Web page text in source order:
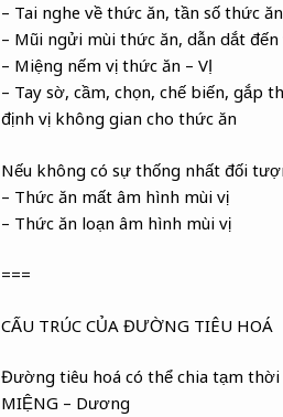
– Tai nghe về thức ăn, tần số thức
– Mũi ngửi mùi thức ăn, dẫn dắt
– Miệng nếm vị thức ăn – VỊ
– Tay sờ, cầm, chọn, chế biến, gắp
định vị không gian cho thức ăn
Nếu không có sự thống nhất đối
– Thức ăn mất âm hình mùi vị
– Thức ăn loạn âm hình mùi vị
===
CẤU TRÚC CỦA ĐƯỜNG TIÊU HOÁ
Đường tiêu hoá có thể chia tạm thời
MIỆNG – Dương